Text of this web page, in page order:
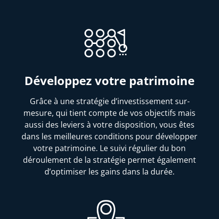
Développez votre patrimoine
Grâce à une stratégie d’investissement sur-
mesure, qui tient compte de vos objectifs mais
aussi des leviers à votre disposition, vous êtes
dans les meilleures conditions pour développer
votre patrimoine. Le suivi régulier du bon
déroulement de la stratégie permet également
d’optimiser les gains dans la durée.